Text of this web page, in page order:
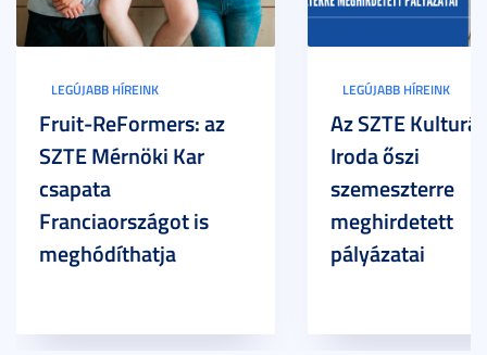
LEGÚJABB HÍREINK
Fruit-ReFormers: az
SZTE Mérnöki Kar
csapata
Franciaországot is
meghódíthatja
LEGÚJABB HÍREINK
Az SZTE
Iroda őszi
szemeszterre
meghirdetett
pályázatai